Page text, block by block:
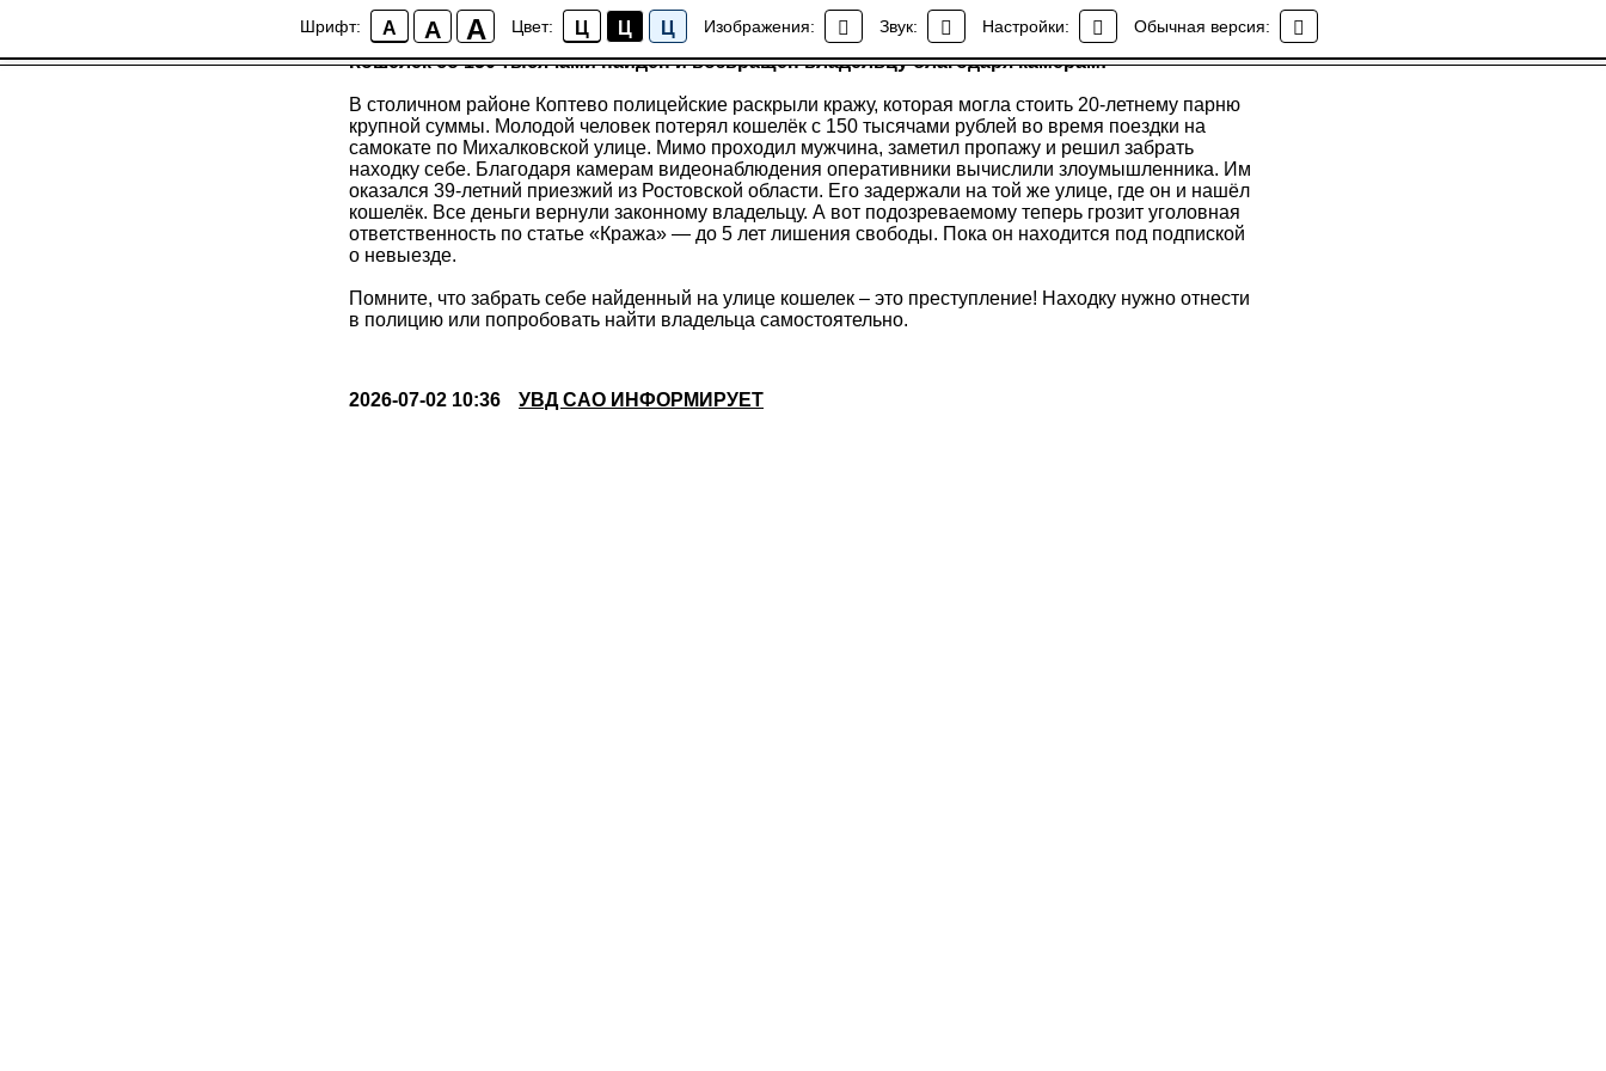
Шрифт: A A A Цвет: Ц Ц Ц Изображения: Звук: Настройки: Обычная версия:
Новости района Коптево
Кошелёк со 150 тысячами найден и возвращён владельцу благодаря камерам!
Кошелёк со 150 тысячами найден и возвращён владельцу благодаря камерам!
В столичном районе Коптево полицейские раскрыли кражу, которая могла стоить 20-летнему парню
крупной суммы. Молодой человек потерял кошелёк с 150 тысячами рублей во время поездки на
самокате по Михалковской улице. Мимо проходил мужчина, заметил пропажу и решил забрать
находку себе. Благодаря камерам видеонаблюдения оперативники вычислили злоумышленника. Им
оказался 39-летний приезжий из Ростовской области. Его задержали на той же улице, где он и нашёл
кошелёк. Все деньги вернули законному владельцу. А вот подозреваемому теперь грозит уголовная
ответственность по статье «Кража» — до 5 лет лишения свободы. Пока он находится под подпиской
о невыезде.
Помните, что забрать себе найденный на улице кошелек – это преступление! Находку нужно отнести
в полицию или попробовать найти владельца самостоятельно.
2026-07-02 10:36 УВД САО ИНФОРМИРУЕТ